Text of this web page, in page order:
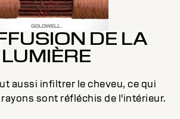
DE LA
LUMIÈRE
aussi infiltrer le cheveu, ce qui
sont réfléchis de l'intérieur.